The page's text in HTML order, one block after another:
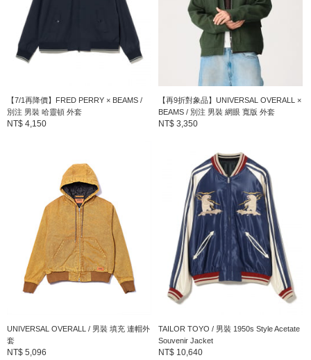
【7/1再降價】FRED PERRY × BEAMS /
別注 男裝 哈靈頓 外套
NT$ 4,150
【再9折對象品】UNIVERSAL OVERALL ×
BEAMS / 別注 男裝 網眼 寬版 外套
NT$ 3,350
UNIVERSAL OVERALL / 男裝 填充 連帽外
套
NT$ 5,096
TAILOR TOYO / 男裝 1950s Style Acetate
Souvenir Jacket
NT$ 10,640